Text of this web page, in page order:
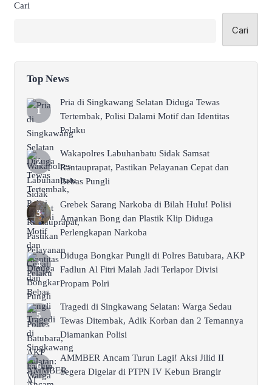
Cari
Cari
Top News
Pria di Singkawang Selatan Diduga Tewas
Tertembak, Polisi Dalami Motif dan Identitas
Pelaku
Wakapolres Labuhanbatu Sidak Samsat
Rantauprapat, Pastikan Pelayanan Cepat dan
Bebas Pungli
Grebek Sarang Narkoba di Bilah Hulu! Polisi
Amankan Bong dan Plastik Klip Diduga
Perlengkapan Narkoba
Diduga Bongkar Pungli di Polres Batubara, AKP
Fadlun Al Fitri Malah Jadi Terlapor Divisi
Propam Polri
Tragedi di Singkawang Selatan: Warga Sedau
Tewas Ditembak, Adik Korban dan 2 Temannya
Diamankan Polisi
AMMBER Ancam Turun Lagi! Aksi Jilid II
Segera Digelar di PTPN IV Kebun Brangir